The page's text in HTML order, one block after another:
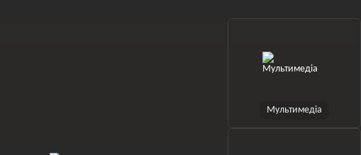
Мультимедіа